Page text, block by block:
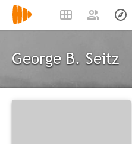
George B. Seitz